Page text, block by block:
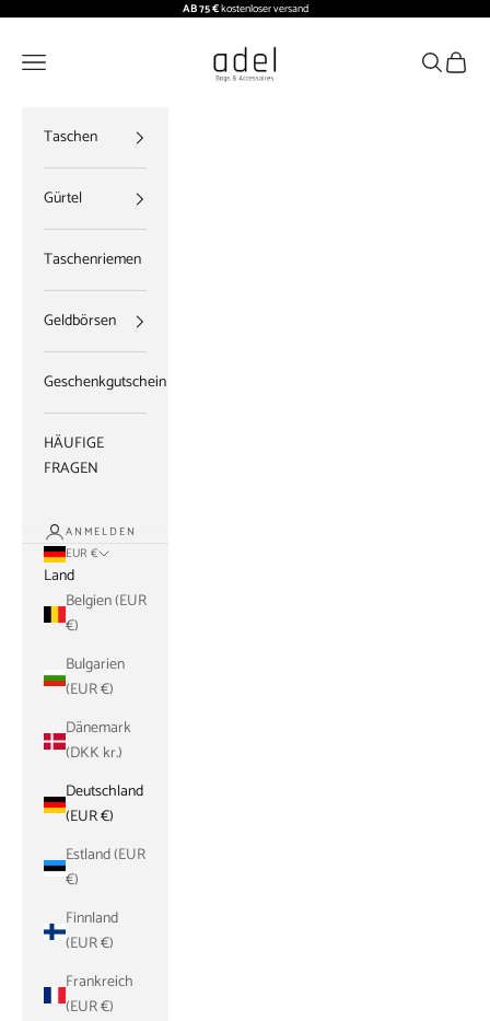
Zum Inhalt springen AB 75 €kostenloser versand
ADEL BAGS
Menü Suchen
Taschen
Gürtel
Taschenriemen
Geldbörsen
Geschenkgutschein
HÄUFIGE
FRAGEN
ANMELDEN
EUR €
Land
Belgien (EUR
€)
Bulgarien
(EUR €)
Dänemark
(DKK kr.)
Deutschland
(EUR €)
Estland (EUR
€)
Finnland
(EUR €)
Frankreich
(EUR €)